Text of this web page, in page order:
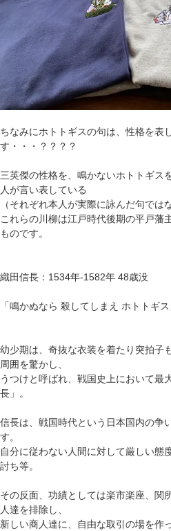
ちなみにホトトギスの句は、性格を表
す・・・？？？？
三英傑の性格を、鳴かないホトトギス
人が言い表している
（それぞれ本人が実際に詠んだ句では
これらの川柳は江戸時代後期の平戸藩
ものです。
織田信長：1534年-1582年 48歳没
「鳴かぬなら 殺してしまえ ホトトギス
幼少期は、奇抜な衣装を着たり突拍子
周囲を驚かし、
うつけと呼ばれ、戦国史上において最
長」。
信長は、戦国時代という日本国内の争
す。
自分に従わない人間に対して厳しい態
討ち等。
その反面、功績としては楽市楽座、関
人達を排除し、
新しい商人達に、自由な取引の場を作っ